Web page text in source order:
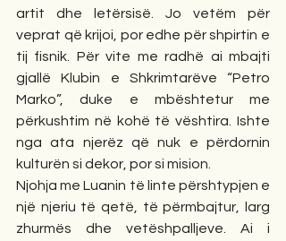
artit dhe letërsisë. Jo vetëm për
veprat që krijoi, por edhe për shpirtin e
tij fisnik. Për vite me radhë ai mbajti
gjallë Klubin e Shkrimtarëve “Petro
Marko”, duke e mbështetur me
përkushtim në kohë të vështira. Ishte
nga ata njerëz që nuk e përdornin
kulturën si dekor, por si mision.
Njohja me Luanin të linte përshtypjen e
një njeriu të qetë, të përmbajtur, larg
zhurmës dhe vetëshpalljeve. Ai i